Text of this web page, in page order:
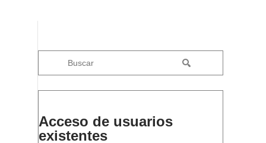
Acceso de usuarios
existentes